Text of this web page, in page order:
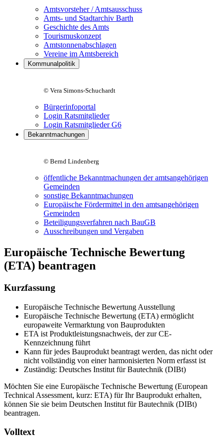
Amtsvorsteher / Amtsausschuss
Amts- und Stadtarchiv Barth
Geschichte des Amts
Tourismuskonzept
Amtstonnenabschlagen
Vereine im Amtsbereich
Kommunalpolitik
© Vera Simons-Schuchardt
Bürgerinfoportal
Login Ratsmitglieder
Login Ratsmitglieder G6
Bekanntmachungen
© Bernd Lindenberg
öffentliche Bekanntmachungen der amtsangehörigen
Gemeinden
sonstige Bekanntmachungen
Europäische Fördermittel in den amtsangehörigen
Gemeinden
Beteiligungsverfahren nach BauGB
Ausschreibungen und Vergaben
Europäische Technische Bewertung
(ETA) beantragen
Kurzfassung
Europäische Technische Bewertung Ausstellung
Europäische Technische Bewertung (ETA) ermöglicht
europaweite Vermarktung von Bauprodukten
ETA ist Produktleistungsnachweis, der zur CE-
Kennzeichnung führt
Kann für jedes Bauprodukt beantragt werden, das nicht oder
nicht vollständig von einer harmonisierten Norm erfasst ist
Zuständig: Deutsches Institut für Bautechnik (DIBt)
Möchten Sie eine Europäische Technische Bewertung (European
Technical Assessment, kurz: ETA) für Ihr Bauprodukt erhalten,
können Sie sie beim Deutschen Institut für Bautechnik (DIBt)
beantragen.
Volltext